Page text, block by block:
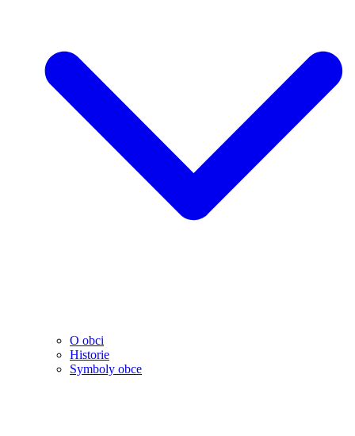
O obci
Historie
Symboly obce